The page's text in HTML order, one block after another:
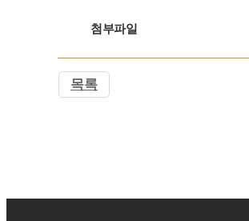
첨부파일
목록